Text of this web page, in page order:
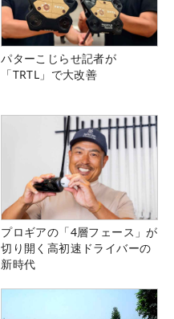
パターこじらせ記者が
「TRTL」で大改善
プロギアの「4層フェース」が
切り開く高初速ドライバーの
新時代